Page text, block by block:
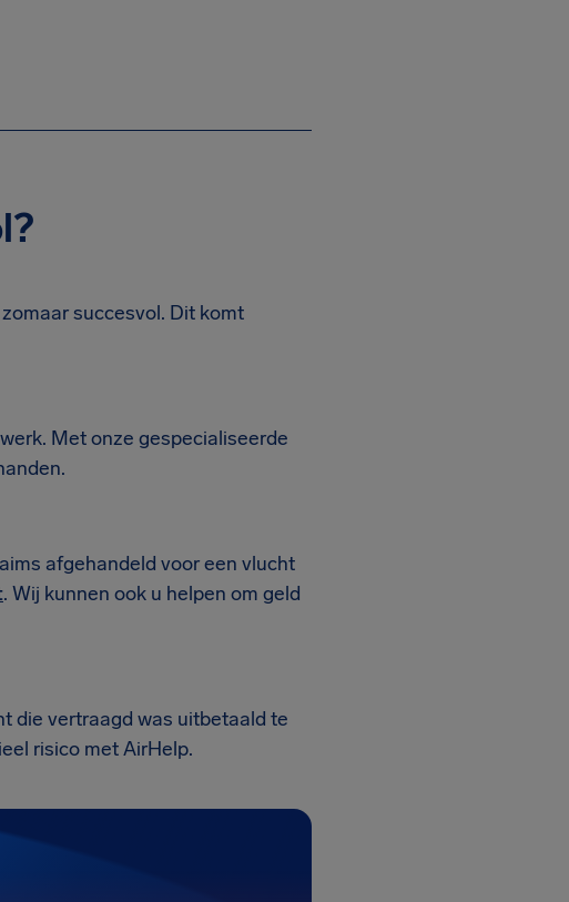
succesvol. Dit komt
Met onze gespecialiseerde
afgehandeld voor een vlucht
. Wij kunnen ook u helpen om geld
die vertraagd was uitbetaald te
risico met AirHelp.